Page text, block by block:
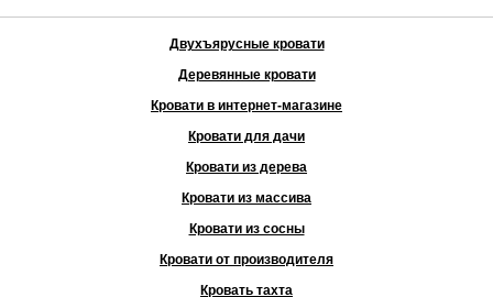
Двухъярусные кровати
Деревянные кровати
Кровати в интернет-магазине
Кровати для дачи
Кровати из дерева
Кровати из массива
Кровати из сосны
Кровати от производителя
Кровать тахта